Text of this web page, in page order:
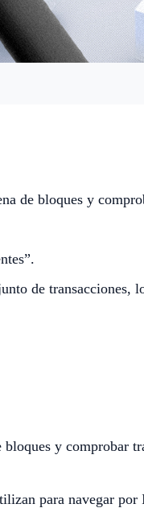
de bloques y
de transacciones,
y comprobar
para navegar